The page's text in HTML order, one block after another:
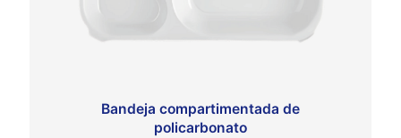
Bandeja compartimentada de
policarbonato